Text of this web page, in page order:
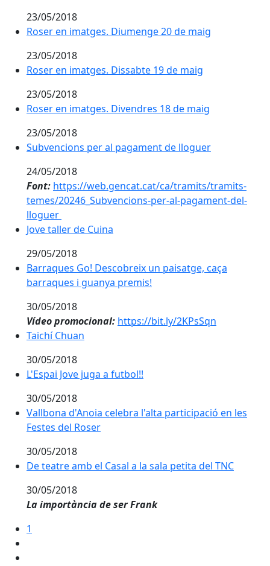
23/05/2018
Roser en imatges. Diumenge 20 de maig
Roser en imatges. Diumenge 20 de maig
23/05/2018
Roser en imatges. Dissabte 19 de maig
Roser en imatges. Dissabte 19 de maig
23/05/2018
Roser en imatges. Divendres 18 de maig
Roser en imatges. Divendres 18 de maig
23/05/2018
Subvencions per al pagament de lloguer
Subvencions per al pagament de lloguer
24/05/2018
Font: https://web.gencat.cat/ca/tramits/tramits-
temes/20246_Subvencions-per-al-pagament-del-
lloguer
Jove taller de Cuina
Jove taller de Cuina
29/05/2018
Barraques Go! Descobreix un paisatge, caça
Barraques Go! Descobreix un paisatge, caça
barraques i guanya premis!
30/05/2018
Vídeo promocional: https://bit.ly/2KPsSqn
Taichí Chuan
Taichí Chuan
30/05/2018
L'Espai Jove juga a futbol!!
L'Espai Jove juga a futbol!!
30/05/2018
Vallbona d'Anoia celebra l'alta participació en les
Vallbona d'Anoia celebra l'alta participació en les
Festes del Roser
30/05/2018
De teatre amb el Casal a la sala petita del TNC
De teatre amb el Casal a la sala petita del TNC
30/05/2018
La importància de ser Frank
1